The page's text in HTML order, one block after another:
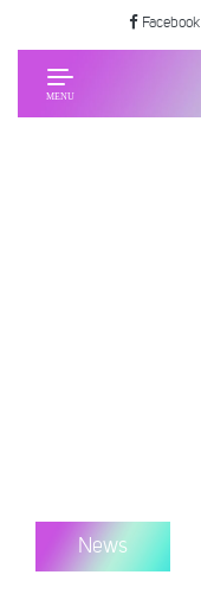
Facebook
News